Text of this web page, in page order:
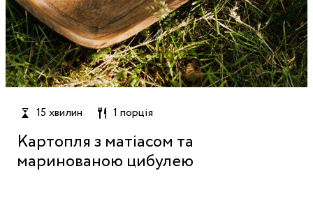
15 хвилин 1 порція
Картопля з матіасом та
маринованою цибулею